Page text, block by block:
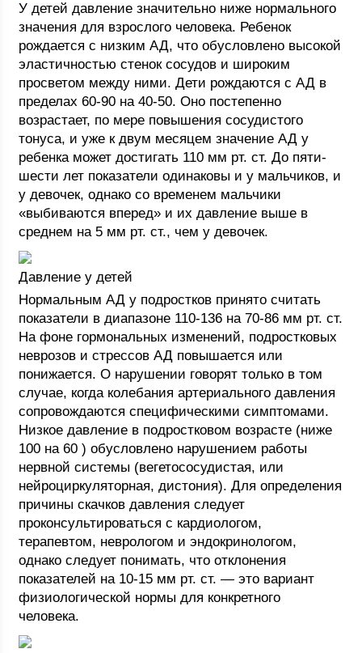
У детей давление значительно ниже нормального
значения для взрослого человека. Ребенок
рождается с низким АД, что обусловлено высокой
эластичностью стенок сосудов и широким
просветом между ними. Дети рождаются с АД в
пределах 60-90 на 40-50. Оно постепенно
возрастает, по мере повышения сосудистого
тонуса, и уже к двум месяцем значение АД у
ребенка может достигать 110 мм рт. ст. До пяти-
шести лет показатели одинаковы и у мальчиков, и
у девочек, однако со временем мальчики
«выбиваются вперед» и их давление выше в
среднем на 5 мм рт. ст., чем у девочек.
Давление у детей
Нормальным АД у подростков принято считать
показатели в диапазоне 110-136 на 70-86 мм рт. ст.
На фоне гормональных изменений, подростковых
неврозов и стрессов АД повышается или
понижается. О нарушении говорят только в том
случае, когда колебания артериального давления
сопровождаются специфическими симптомами.
Низкое давление в подростковом возрасте (ниже
100 на 60 ) обусловлено нарушением работы
нервной системы (вегетососудистая, или
нейроциркуляторная, дистония). Для определения
причины скачков давления следует
проконсультироваться с кардиологом,
терапевтом, неврологом и эндокринологом,
однако следует понимать, что отклонения
показателей на 10-15 мм рт. ст. — это вариант
физиологической нормы для конкретного
человека.